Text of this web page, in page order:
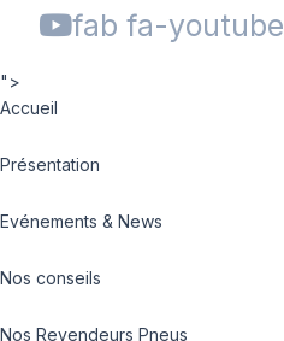
fab fa-youtube
">
Accueil
Présentation
Evénements & News
Nos conseils
Nos Revendeurs Pneus